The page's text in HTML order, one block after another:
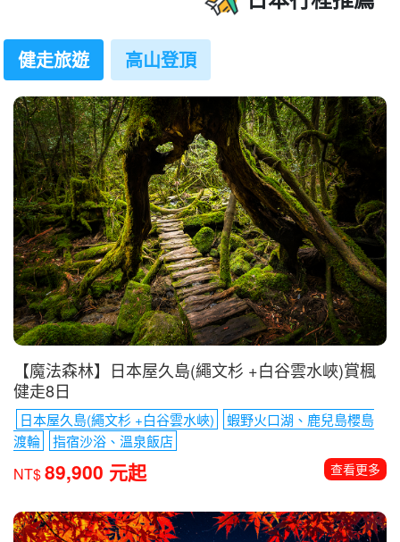
健走旅遊 高山登頂
【魔法森林】日本屋久島(繩文杉 +白谷雲水峽)賞楓
健走8日
日本屋久島(繩文杉 +白谷雲水峽)
蝦野火口湖、鹿兒島櫻島
渡輪
指宿沙浴、溫泉飯店
NT$89,900 元起 查看更多